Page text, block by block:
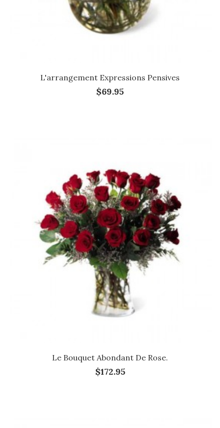
L'arrangement Expressions Pensives
$69.95
Le Bouquet Abondant De Rose.
$172.95